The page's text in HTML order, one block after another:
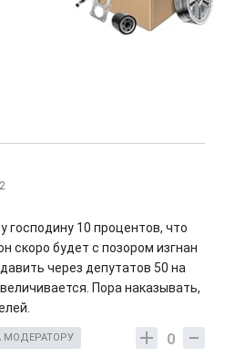
господину 10 процентов, что
скоро будет с позором изгнан
через депутатов 50 на
Пора наказывать,
0
МОДЕРАТОРУ